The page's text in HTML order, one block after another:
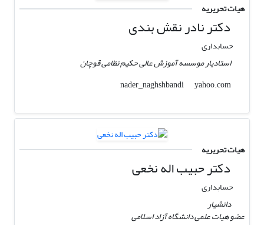
هیات تحریریه
دکتر نادر نقش بندی
حسابداری
استادیار موسسه آموزش عالی حکیم نظامی قوچان
nader_naghshbandi
yahoo.com
هیات تحریریه
دکتر حبیب اله نخعی
حسابداری
دانشیار
عضو هیات علمی دانشگاه آزاد اسلامی